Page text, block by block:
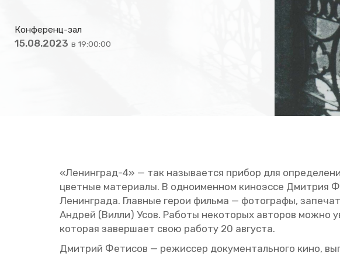
Конференц-зал
15.08.2023 в 19:00:00
«Ле­нин­град-4» — так на­зы­ва­ет­ся при­бор для
цвет­ные ма­те­ри­а­лы. В од­но­имен­ном ки­но­эс­се Дмит­рия
Ле­нин­гра­да. Глав­ные герои филь­ма — фо­то­гра­фы,
Ан­дрей (Вилли) Усов. Ра­бо­ты неко­то­рых ав­то­ров можно
ко­то­рая за­вер­ша­ет свою ра­бо­ту 20 ав­гу­ста.
Дмит­рий Фе­ти­сов — ре­жис­сер до­ку­мен­таль­но­го кино,